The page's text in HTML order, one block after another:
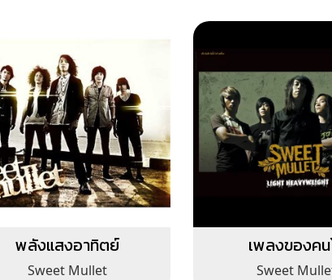
พลังแสงอาทิตย์
Sweet Mullet
เพลงของคน
Sweet